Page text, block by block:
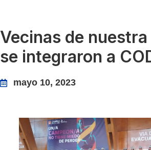
Vecinas de
se integraron a
mayo 10, 2023